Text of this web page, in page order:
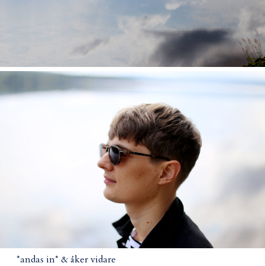
*andas in* & åker vidare